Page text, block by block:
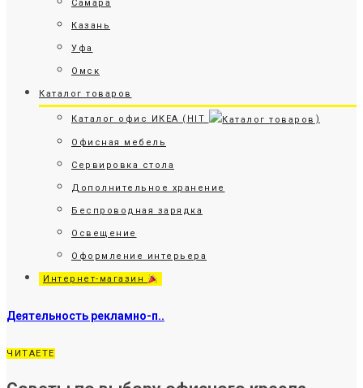
Самара
Казань
Уфа
Омск
Каталог товаров
Каталог офис ИКЕА (HIT )
Офисная мебель
Сервировка стола
Дополнительное хранение
Беспроводная зарядка
Освещение
Оформление интерьера
Интернет-магазин
Деятельность рекламно-п..
ЧИТАЕТЕ